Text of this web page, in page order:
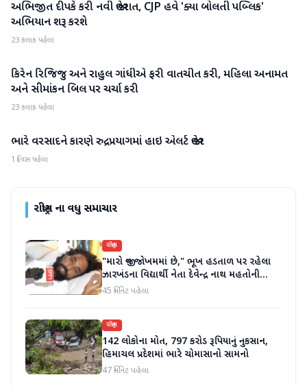
રાષ્ટ્રીય
અભિજીત દીપકે કરી નવી જાહેરાત, CJP હવે 'ક્યા બોલતી પબ્લિક'
અભિયાન શરૂ કરશે
23 કલાક પહેલા
રાષ્ટ્રીય
કિરેન રિજિજુ અને રાહુલ ગાંધીએ ફરી વાતચીત કરી, મહિલા અનામત
અને સીમાંકન બિલ પર ચર્ચા કરી
23 કલાક પહેલા
રાષ્ટ્રીય
ભારે વરસાદને કારણે રુદ્રપ્રયાગમાં હાઇ એલર્ટ જાહેર
1 દિવસ પહેલા
રાષ્ટ્રીયના વધુ સમાચાર
રાષ્ટ્રીય
"મારો જીવ જોખમમાં છે," ભૂખ હડતાળ પર રહેલા
ઝારખંડના વિદ્યાર્થી નેતા દેવેન્દ્ર નાથ મહતોની
તબિયત ખરાબ
45 મિનિટ પહેલા
રાષ્ટ્રીય
142 લોકોના મોત, 797 કરોડ રૂપિયાનું નુકસાન,
હિમાચલ પ્રદેશમાં ભારે ચોમાસાનો સામનો
47 મિનિટ પહેલા